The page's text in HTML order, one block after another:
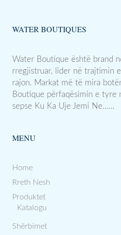
WATER BOUTIQUES
Water Boutique është brand
rregjistruar, lider në trajtimin
rajon. Markat më të mira
Boutique përfaqësimin e tyre
sepse Ku Ka Uje Jemi Ne……
MENU
Home
Rreth Nesh
Produktet
Katalogu
Shërbimet